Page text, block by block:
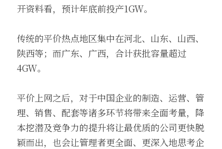
开资料看，预计年底前投产1GW。
传统的平价热点地区集中在河北、山东、山西、
陕西等；而广东、广西，合计获批容量超过
4GW。
平价上网之后，对于中国企业的制造、运营、管
理、销售、配套等诸多环节将带来全面考量，降
本挖潜及竞争力的提升将让最优质的公司更快脱
颖而出，也会让管理者更全面、更深入地思考企